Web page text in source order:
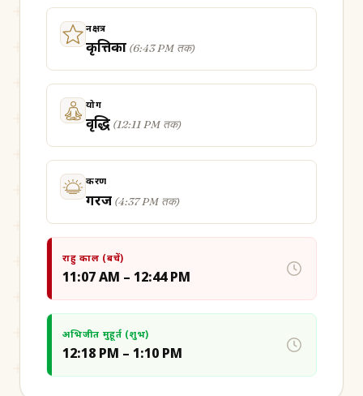
नक्षत्र
कृत्तिका (6:43 PM तक)
योग
वृद्धि (12:11 PM तक)
करण
गरज (4:37 PM तक)
राहु काल (बचें)
11:07 AM – 12:44 PM
अभिजीत मुहूर्त (शुभ)
12:18 PM – 1:10 PM